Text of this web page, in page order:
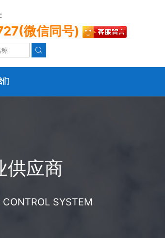
微信同号)

供应商
SYSTEM